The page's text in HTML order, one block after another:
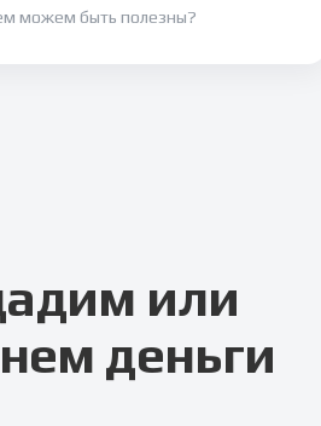
можем быть полезны?
или
деньги